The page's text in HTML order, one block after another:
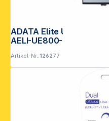
ADATA Elite UE800 USB Stick 2TB USB
AELI-UE800-2T-CSG
Artikel-Nr.:126277